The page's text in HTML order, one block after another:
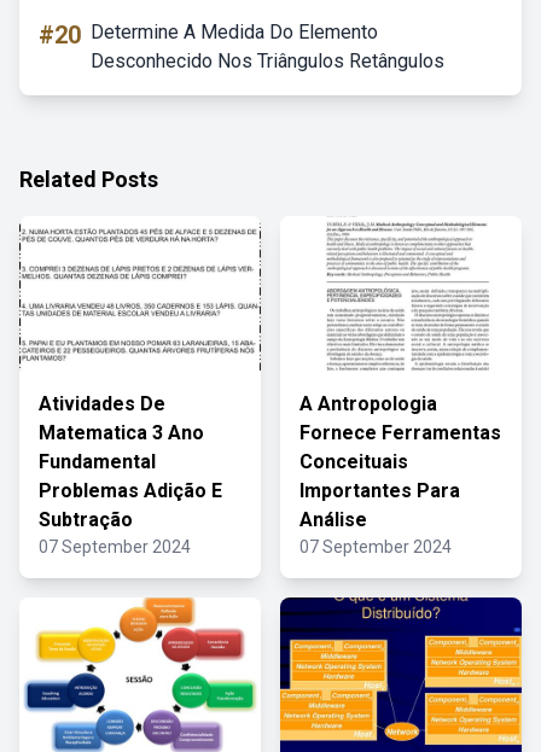
#20 Determine A Medida Do Elemento
Desconhecido Nos Triângulos Retângulos
Related Posts
Atividades De
Matematica 3 Ano
Fundamental
Problemas Adição E
Subtração
07 September 2024
A Antropologia
Fornece Ferramentas
Conceituais
Importantes Para
Análise
07 September 2024